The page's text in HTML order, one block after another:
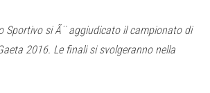
Sportivo si Ã¨ aggiudicato il campionato di
2016. Le finali si svolgeranno nella